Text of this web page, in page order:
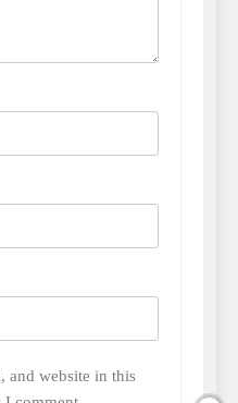
and website in this